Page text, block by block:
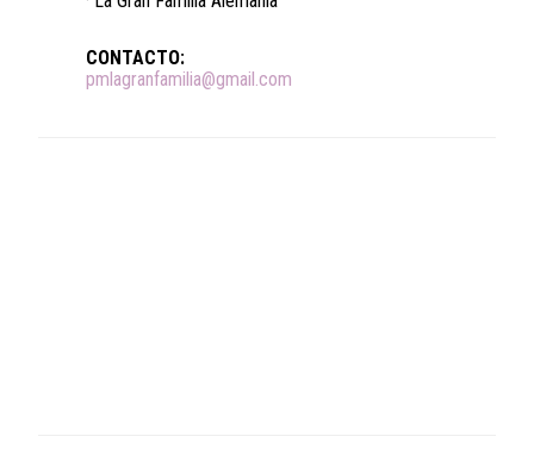
CONTACTO:
pmlagranfamilia@gmail.com